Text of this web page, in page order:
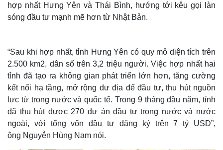
hợp nhất Hưng Yên và Thái Bình, hướng tới kêu gọi làn
sóng đầu tư mạnh mẽ hơn từ Nhật Bản.
“Sau khi hợp nhất, tỉnh Hưng Yên có quy mô diện tích trên
2.500 km2, dân số trên 3,2 triệu người. Việc hợp nhất hai
tỉnh đã tạo ra không gian phát triển lớn hơn, tăng cường
kết nối hạ tầng, mở rộng dư địa để đầu tư, thu hút nguồn
lực từ trong nước và quốc tế. Trong 9 tháng đầu năm, tỉnh
đã thu hút được 270 dự án đầu tư trong nước và nước
ngoài, với tổng vốn đầu tư đăng ký trên 7 tỷ USD”,
ông Nguyễn Hùng Nam nói.